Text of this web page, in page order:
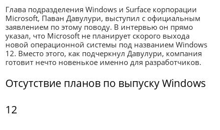
Глава подразделения Windows и Surface корпорации
Microsoft, Паван Давулури, выступил с официальным
заявлением по этому поводу. В интервью он прямо
указал, что Microsoft не планирует скорого выхода
новой операционной системы под названием Windows
12. Вместо этого, как подчеркнул Давулури, компания
готовит нечто новенькое именно для разработчиков.
Отсутствие планов по выпуску Windows
12